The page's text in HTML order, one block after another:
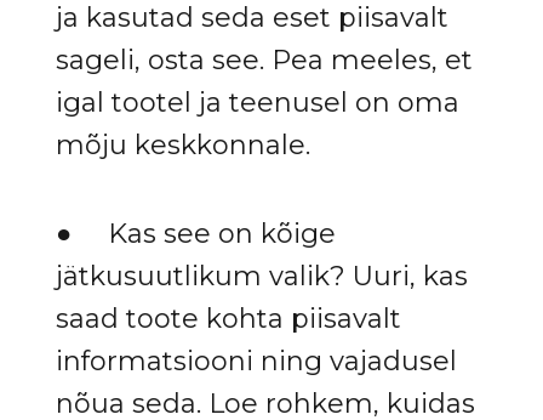
ja kasutad seda eset piisavalt
sageli, osta see. Pea meeles, et
igal tootel ja teenusel on oma
mõju keskkonnale.
● Kas see on kõige
jätkusuutlikum valik? Uuri, kas
saad toote kohta piisavalt
informatsiooni ning vajadusel
nõua seda. Loe rohkem, kuidas